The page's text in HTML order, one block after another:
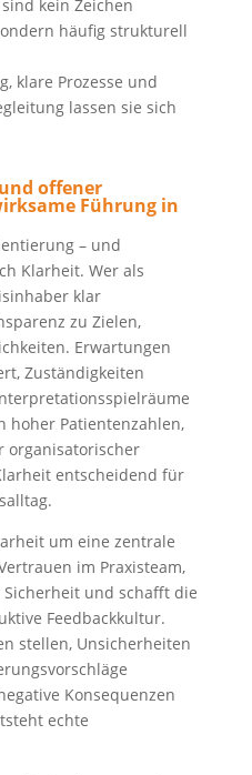
kein Zeichen
häufig strukturell
klare Prozesse und
lassen sie sich
offener
Führung in
– und
Klarheit. Wer als
klar
zu Zielen,
Erwartungen
Zuständigkeiten
hoher Patientenzahlen,
organisatorischer
entscheidend für
um eine zentrale
im Praxisteam,
und schafft die
Feedbackkultur.
stellen, Unsicherheiten
Konsequenzen
echte